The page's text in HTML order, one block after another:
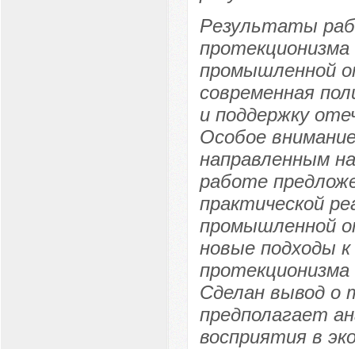
Результаты
промышленной
современная
и поддержку
Особое
направленным
работе
практической
промышленной
новые подходы
Сделан вывод о
предполагает
восприятия в